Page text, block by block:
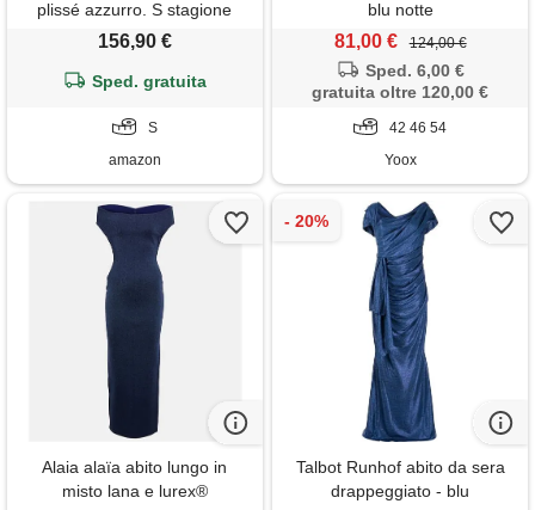
plissé azzurro. S stagione
primavera estate 2025.
156,90 €
Sped. gratuita
S
amazon
blu notte
81,00 € 124,00 €
Sped. 6,00 €
gratuita oltre 120,00 €
42 46 54
Yoox
Alaia alaïa abito lungo in
misto lana e lurex®
Talbot Runhof abito da sera
drappeggiato - blu